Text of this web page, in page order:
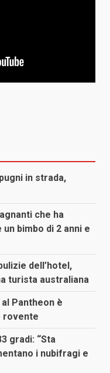
in strada,
che ha
bimbo di 2 anni e
dell’hotel,
turista australiana
Pantheon è
rovente
gradi: “Sta
i nubifragi e